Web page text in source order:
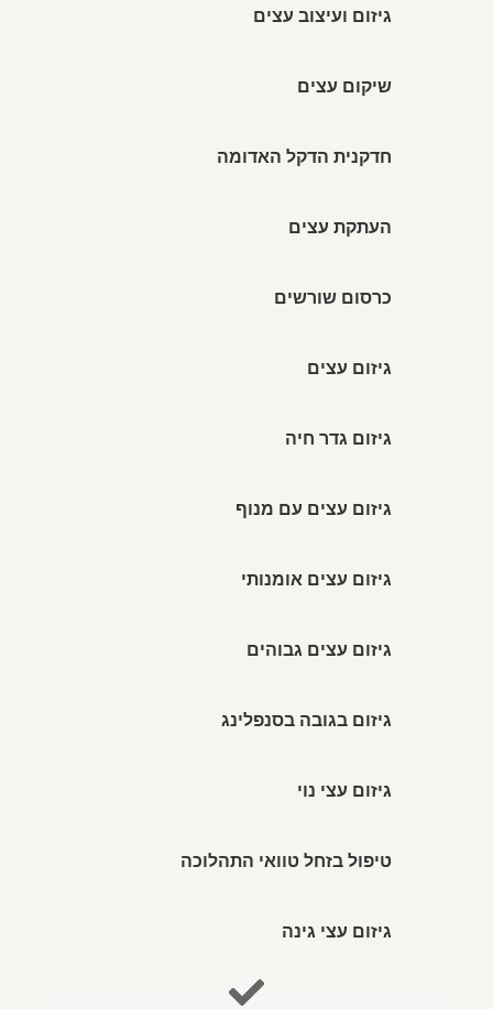
גיזום ועיצוב עצים
שיקום עצים
חדקנית הדקל האדומה
העתקת עצים
כרסום שורשים
גיזום עצים
גיזום גדר חיה
גיזום עצים עם מנוף
גיזום עצים אומנותי
גיזום עצים גבוהים
גיזום בגובה בסנפלינג
גיזום עצי נוי
טיפול בזחל טוואי התהלוכה
גיזום עצי גינה